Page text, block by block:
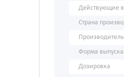
Действующие
Страна
Производитель
Форма выпуска
Дозировка